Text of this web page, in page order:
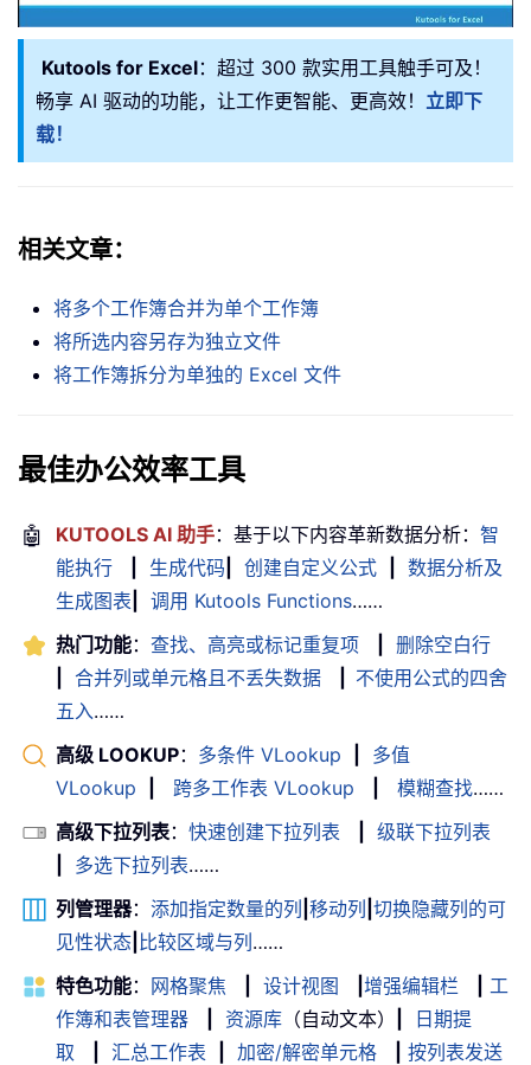
Kutools for Excel：超过 300 款实用工具触手可及！
畅享 AI 驱动的功能，让工作更智能、更高效！ 立即下
载！
相关文章：
将多个工作簿合并为单个工作簿
将所选内容另存为独立文件
将工作簿拆分为单独的 Excel 文件
最佳办公效率工具
🤖 KUTOOLS AI 助手：基于以下内容革新数据分析： 智
能执行
生成代码 创建自定义公式
数据分析及
生成图表
调用 Kutools Functions……
热门功能： 查找、高亮或标记重复项
删除空白行
合并列或单元格且不丢失数据
不使用公式的四舍
五入……
高级 LOOKUP： 多条件 VLookup
多值
VLookup
跨多工作表 VLookup 模糊查找……
高级下拉列表： 快速创建下拉列表
级联下拉列表
多选下拉列表……
列管理器： 添加指定数量的列 移动列 切换隐藏列的可
见性状态 比较区域与列……
特色功能： 网格聚焦 设计视图 增强编辑栏
工
作簿和表管理器
资源库 （自动文本）
日期提
取
汇总工作表 加密/解密单元格
按列表发送